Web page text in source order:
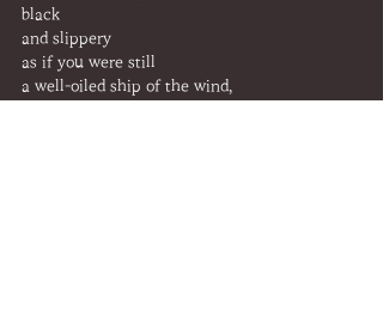
black
and slippery
as if you were still
a well-oiled ship of the wind,